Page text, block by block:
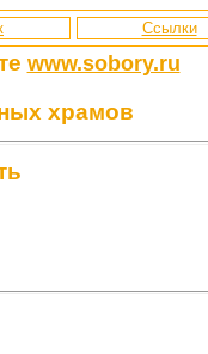
Ссылки
www.sobory.ru
храмов